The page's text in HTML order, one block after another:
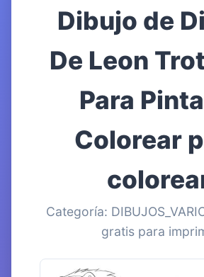
Dibujo de
De Leon
Para
Colorear
Categoría:
gratis para